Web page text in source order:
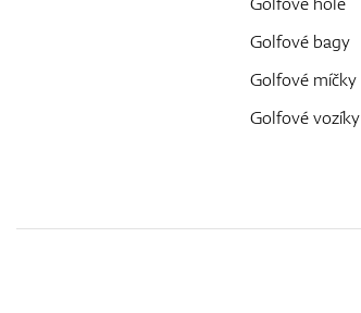
Golfové bagy
Golfové míčky
Golfové vozíky